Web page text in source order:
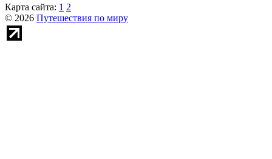
Карта сайта: 1 2
© 2026 Путешествия по миру